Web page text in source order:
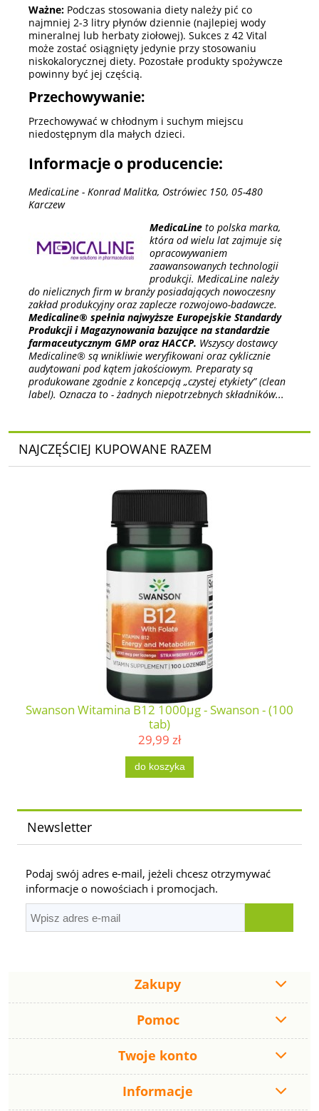
Ważne: Podczas stosowania diety należy pić co
najmniej 2-3 litry płynów dziennie (najlepiej wody
mineralnej lub herbaty ziołowej). Sukces z 42 Vital
może zostać osiągnięty jedynie przy stosowaniu
niskokalorycznej diety. Pozostałe produkty spożywcze
powinny być jej częścią.
Przechowywanie:
Przechowywać w chłodnym i suchym miejscu
niedostępnym dla małych dzieci.
Informacje o producencie:
MedicaLine - Konrad Malitka, Ostrówiec 150, 05-480
Karczew
MedicaLine to polska marka,
która od wielu lat zajmuje się
opracowywaniem
zaawansowanych technologii
produkcji. MedicaLine należy
do nielicznych firm w branży posiadających nowoczesny
zakład produkcyjny oraz zaplecze rozwojowo-badawcze.
Medicaline® spełnia najwyższe Europejskie Standardy
Produkcji i Magazynowania bazujące na standardzie
farmaceutycznym GMP oraz HACCP. Wszyscy dostawcy
Medicaline® są wnikliwie weryfikowani oraz cyklicznie
audytowani pod kątem jakościowym. Preparaty są
produkowane zgodnie z koncepcją „czystej etykiety” (clean
label). Oznacza to - żadnych niepotrzebnych składników...
NAJCZĘŚCIEJ KUPOWANE RAZEM
Swanson Witamina B12 1000µg - Swanson - (100
tab)
29,99 zł
do koszyka
Newsletter
Podaj swój adres e-mail, jeżeli chcesz otrzymywać
informacje o nowościach i promocjach.
Zakupy
Pomoc
Twoje konto
Informacje